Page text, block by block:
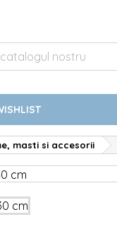
masti si accesorii